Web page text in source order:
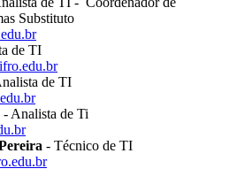
Substituto
de TI
edu.br
de TI
.br
- Analista de Ti
.br
- Técnico de TI
edu.br